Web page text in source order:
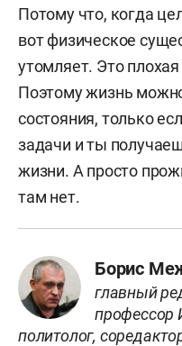
Потому что, когда
вот физическое
утомляет. Это
Поэтому жизнь
состояния, только
задачи и ты
жизни. А просто
там нет.
Борис
главный
профессор
политолог,